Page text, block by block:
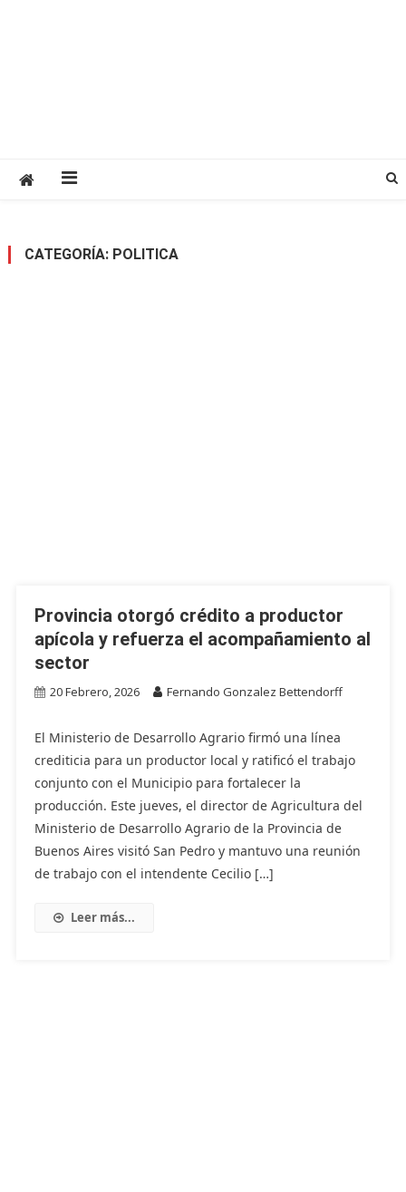
CATEGORÍA: POLITICA
Provincia otorgó crédito a productor
apícola y refuerza el acompañamiento al
sector
20 Febrero, 2026 Fernando Gonzalez Bettendorff
El Ministerio de Desarrollo Agrario firmó una línea
crediticia para un productor local y ratificó el trabajo
conjunto con el Municipio para fortalecer la
producción. Este jueves, el director de Agricultura del
Ministerio de Desarrollo Agrario de la Provincia de
Buenos Aires visitó San Pedro y mantuvo una reunión
de trabajo con el intendente Cecilio […]
Leer más...